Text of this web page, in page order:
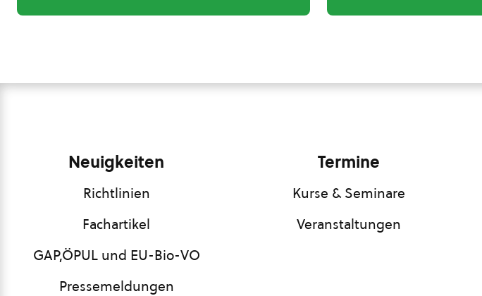
Neuigkeiten
Richtlinien
Fachartikel
GAP,ÖPUL und EU-Bio-VO
Pressemeldungen
Termine
Kurse & Seminare
Veranstaltungen